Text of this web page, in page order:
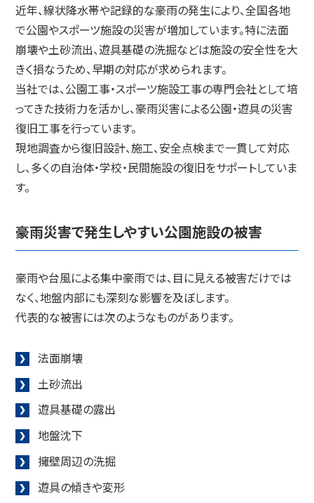
近年、線状降水帯や記録的な豪雨の発生により、全国各地
で公園やスポーツ施設の災害が増加しています。特に法面
崩壊や土砂流出、遊具基礎の洗掘などは施設の安全性を大
きく損なうため、早期の対応が求められます。
当社では、公園工事・スポーツ施設工事の専門会社として培
ってきた技術力を活かし、豪雨災害による公園・遊具の災害
復旧工事を行っています。
現地調査から復旧設計、施工、安全点検まで一貫して対応
し、多くの自治体・学校・民間施設の復旧をサポートしていま
す。
豪雨災害で発生しやすい公園施設の被害
豪雨や台風による集中豪雨では、目に見える被害だけでは
なく、地盤内部にも深刻な影響を及ぼします。
代表的な被害には次のようなものがあります。
法面崩壊
土砂流出
遊具基礎の露出
地盤沈下
擁壁周辺の洗掘
遊具の傾きや変形